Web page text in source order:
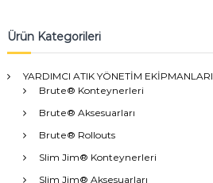
Ürün Kategorileri
YARDIMCI ATIK YÖNETİM EKİPMANLARI
Brute® Konteynerleri
Brute® Aksesuarları
Brute® Rollouts
Slim Jim® Konteynerleri
Slim Jim® Aksesuarları